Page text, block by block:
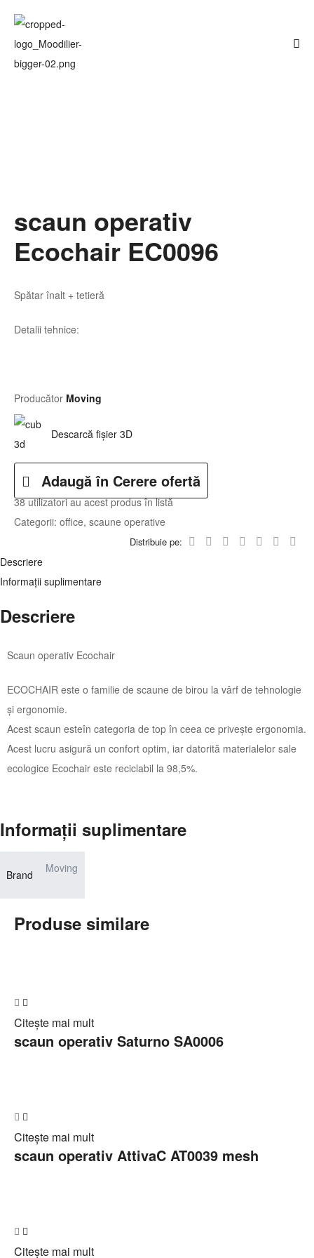
scaun operativ
Ecochair EC0096
Spătar înalt + tetieră
Detalii tehnice:
Producător Moving
Descarcă fișier 3D
Adaugă în Cerere ofertă
38 utilizatoriau acest produs în listă
Categorii: office, scaune operative
Distribuie pe:
Descriere
Informații suplimentare
Descriere
Scaun operativ Ecochair
ECOCHAIR este o familie de scaune de birou la vârf de tehnologie
și ergonomie.
Acest scaun esteîn categoria de top în ceea ce privește ergonomia.
Acest lucru asigură un confort optim, iar datorită materialelor sale
ecologice Ecochair este reciclabil la 98,5%.
Informații suplimentare
Brand Moving
Produse similare
în
Cerere
Citește mai mult
scaun operativ Saturno SA0006
în
Cerere
Citește mai mult
scaun operativ AttivaC AT0039 mesh
în
Citește mai mult